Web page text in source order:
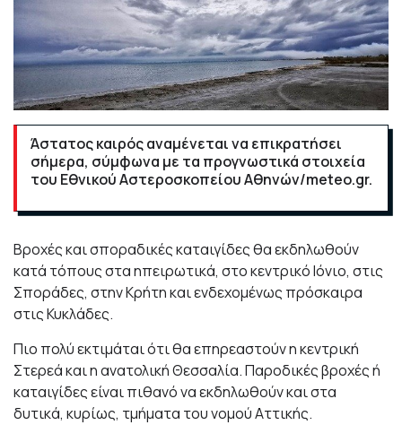
Άστατος καιρός αναμένεται να επικρατήσει
σήμερα, σύμφωνα με τα προγνωστικά στοιχεία
του Εθνικού Αστεροσκοπείου Αθηνών/meteo.gr.
Βροχές και σποραδικές καταιγίδες θα εκδηλωθούν
κατά τόπους στα ηπειρωτικά, στο κεντρικό Ιόνιο, στις
Σποράδες, στην Κρήτη και ενδεχομένως πρόσκαιρα
στις Κυκλάδες.
Πιο πολύ εκτιμάται ότι θα επηρεαστούν η κεντρική
Στερεά και η ανατολική Θεσσαλία. Παροδικές βροχές ή
καταιγίδες είναι πιθανό να εκδηλωθούν και στα
δυτικά, κυρίως, τμήματα του νομού Αττικής.